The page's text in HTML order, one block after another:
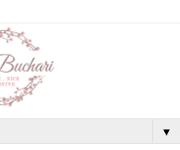
▼